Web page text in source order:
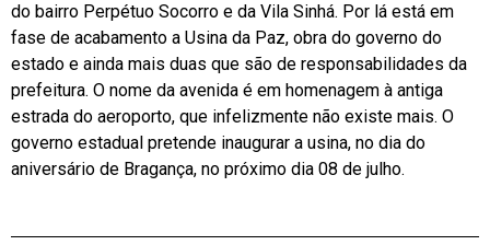
do bairro Perpétuo Socorro e da Vila Sinhá. Por lá está em
fase de acabamento a Usina da Paz, obra do governo do
estado e ainda mais duas que são de responsabilidades da
prefeitura. O nome da avenida é em homenagem à antiga
estrada do aeroporto, que infelizmente não existe mais. O
governo estadual pretende inaugurar a usina, no dia do
aniversário de Bragança, no próximo dia 08 de julho.